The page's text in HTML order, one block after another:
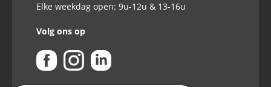
Elke weekdag open: 9u-12u & 13-16u
Volg ons op